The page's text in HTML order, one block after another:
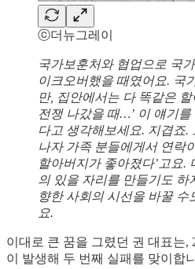
ⓒ더뉴그레이
국가보훈처와 협업으로 국
이크오버했을 때였어요. 국
만, 집안에서는 다 똑같은
전쟁 나갔을 때…’ 이 얘기
다고 생각해보세요. 지겹죠.
나자 가족 분들에게서 연락
할아버지가 좋아졌다’고요.
의 있을 자리를 만들기도 하
향한 사회의 시선을 바꿀 수
요.
이대로 큰 꿈을 그렸던 권 대표는,
이 발생해 두 번째 실패를 맞이합